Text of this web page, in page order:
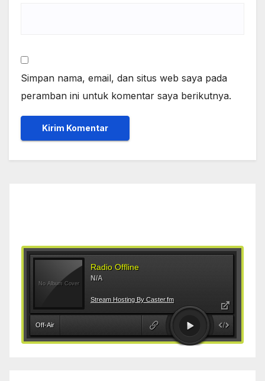
Simpan nama, email, dan situs web saya pada
peramban ini untuk komentar saya berikutnya.